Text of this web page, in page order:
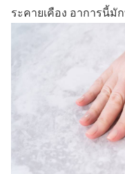
ระคายเคือง อาการนี้มั